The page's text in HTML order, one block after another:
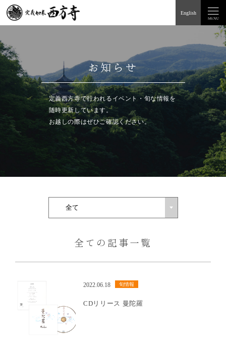
English
お知らせ
定義西方寺で行われるイベント・旬な情報を
随時更新しています。
お越しの際はぜひご確認ください。
全ての記事一覧
2022.06.18 旬情報
CDリリース 曼陀羅